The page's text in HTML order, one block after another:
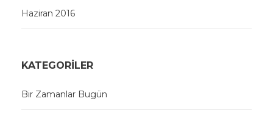
Haziran 2016
KATEGORILER
Bir Zamanlar Bugün